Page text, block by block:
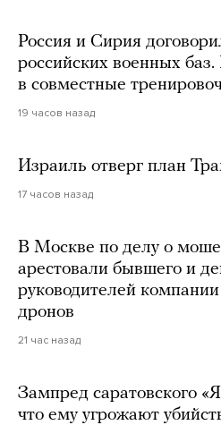
Россия и Сирия
российских военных
в совместные
19 часов назад
Израиль отверг план
17 часов назад
В Москве по делу о
арестовали бывшего и
руководителей
дронов
21 час назад
Зампред саратовского
что ему угрожают